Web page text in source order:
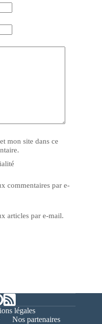
mon site dans ce
commentaires par e-
articles par e-mail.
légales
Nos partenaires